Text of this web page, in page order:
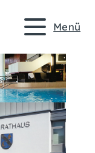
Menü